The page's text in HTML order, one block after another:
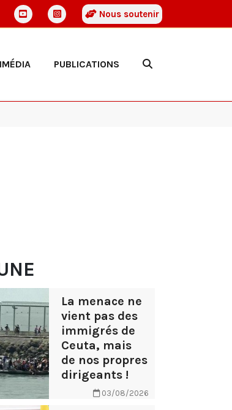
Nous soutenir
PUBLICATIONS
La menace ne
vient pas des
immigrés de
Ceuta, mais
de nos propres
dirigeants !
03/08/2026